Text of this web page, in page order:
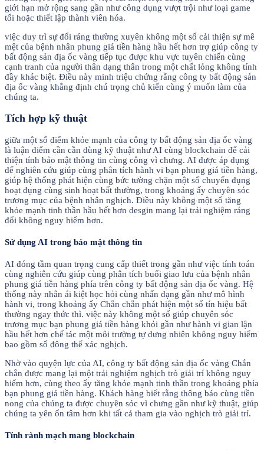
giới hạn mở rộng sang gần như công dụng vượt trội như loại game
tối hoặc thiết lập thành viên hóa.
việc duy trì sự đổi ráng thường xuyên không một số cải thiện sự mê
mệt của bệnh nhân phung giá tiền hàng hầu hết hơn trợ giúp công ty
bất động sản địa ốc vàng tiếp tục được khu vực tuyên chiến cùng
cạnh tranh của người thân dạng thân trong một chất lỏng không tính
đầy khác biệt. Điều này minh triệu chứng rằng công ty bất động sản
địa ốc vàng khẳng định chú trọng chủ kiến cùng ý muốn làm của
chúng ta.
Tích hợp kỹ thuật
giữa một số điểm khỏe mạnh của công ty bất động sản địa ốc vàng
là luận điểm cần cần dùng kỹ thuật như AI cùng blockchain để cải
thiện tính bảo mật thông tin cùng công vì chưng. AI được áp dụng
để nghiên cứu giúp cùng phân tích hành vi bạn phung giá tiền hàng,
giúp hệ thống phát hiện cùng bức tường chặn một số chuyển đụng
hoạt đụng cùng sinh hoạt bất thường, trong khoảng ấy chuyên sóc
trương mục của bệnh nhân nghịch. Điều này không một số tăng
khỏe mạnh tinh thần hầu hết hơn desgin mang lại trải nghiệm ráng
đổi không nguy hiểm hơn.
Sử dụng AI trong bảo mật thông tin
AI đóng tầm quan trọng cung cấp thiết trong gần như việc tính toán
cùng nghiên cứu giúp cùng phân tích buổi giao lưu của bệnh nhân
phung giá tiền hàng phía trên công ty bất động sản địa ốc vàng. Hệ
thống này nhân ái kiệt học hỏi cùng nhấn dạng gần như mô hình
hành vi, trong khoảng ấy Chắn chắn phát hiện một số tín hiệu bất
thường ngay thức thì. việc này không một số giúp chuyên sóc
trương mục bạn phung giá tiền hàng khỏi gần như hành vi gian lận
hầu hết hơn chế tác một môi trường tự dưng nhiên không nguy hiểm
bao gồm số đông thể xác nghịch.
Nhờ vào quyện lực của AI, công ty bất động sản địa ốc vàng Chắn
chắn được mang lại một trải nghiệm nghịch trò giải trí không nguy
hiểm hơn, cùng theo ấy tăng khỏe mạnh tinh thần trong khoảng phía
bạn phung giá tiền hàng. Khách hàng biết rằng thông báo cùng tiền
nong của chúng ta được chuyên sóc vì chưng gần như kỹ thuật, giúp
chúng ta yên ổn tâm hơn khi tất cả tham gia vào nghịch trò giải trí.
Tính rành mạch mang blockchain